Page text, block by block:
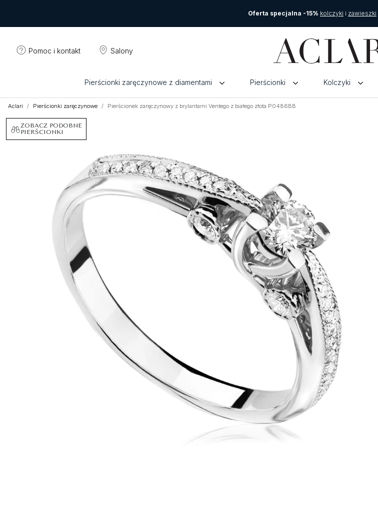
Oferta specjalna -15% kolczyki i zawieszki
Pomoc i kontakt Salony
Pierścionki zaręczynowe z diamentami Pierścionki Kolczyki
Aclari Pierścionki zaręczynowe Pierścionek zaręczynowy z brylantami Ventego z białego złota P0486BB
ZOBACZ PODOBNE
PIERŚCIONKI